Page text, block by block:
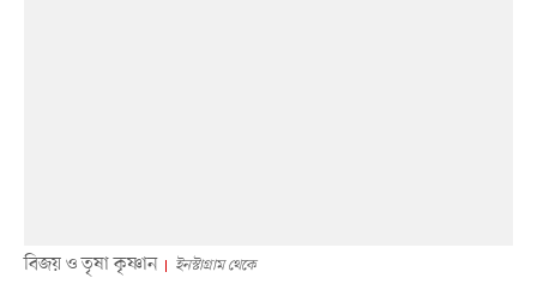
বিজয় ও তৃষা কৃষ্ণান ইনস্টাগ্রাম থেকে